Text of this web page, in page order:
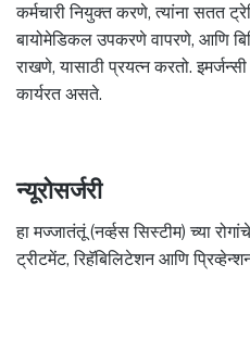
कर्मचारी नियुक्त करणे, त्यांना सतत
बायोमेडिकल उपकरणे वापरणे, आणि
राखणे, यासाठी प्रयत्न करतो.
कार्यरत असते.
न्यूरोसर्जरी
हा मज्जातंतूं (नर्व्हस सिस्टीम) च्या
ट्रीटमेंट, रिहॅबिलिटेशन आणि